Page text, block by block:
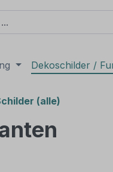
Dekoschilder /
(alle)